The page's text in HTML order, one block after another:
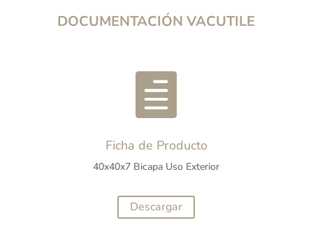
DOCUMENTACIÓN VACUTILE

Ficha de Producto
40x40x7 Bicapa Uso Exterior
Descargar